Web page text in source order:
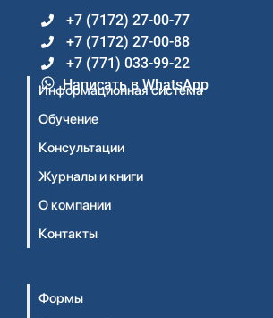
+7 (7172) 27-00-77
+7 (7172) 27-00-88
+7 (771) 033-99-22
Написать в WhatsApp
Информационная система
Обучение
Консультации
Журналы и книги
О компании
Контакты
Формы